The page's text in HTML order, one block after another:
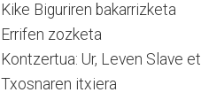
Kike Biguriren bakarrizketa
Errifen zozketa
Kontzertua: Ur, Leven Slave
Txosnaren itxiera